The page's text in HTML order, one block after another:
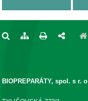
BIOPREPARÁTY, spol. s r. o